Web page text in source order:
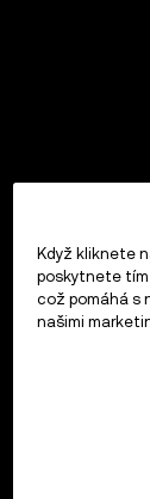
Když kliknete
poskytnete tím
což pomáhá s
našimi